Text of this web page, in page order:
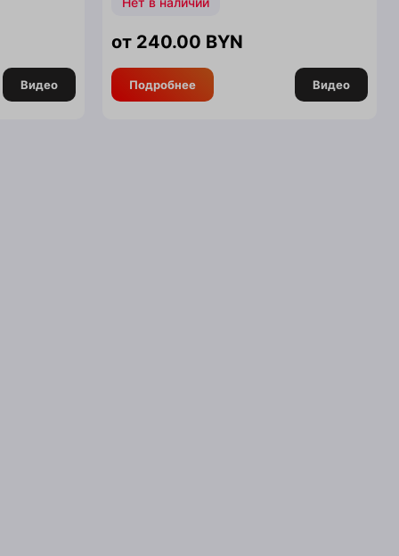
Видео
240.00 BYN
Подробнее Видео